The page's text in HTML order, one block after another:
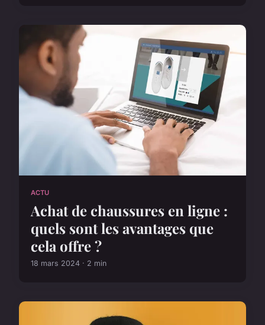
ACTU
Achat de chaussures en ligne :
quels sont les avantages que
cela offre ?
18 mars 2024 · 2 min